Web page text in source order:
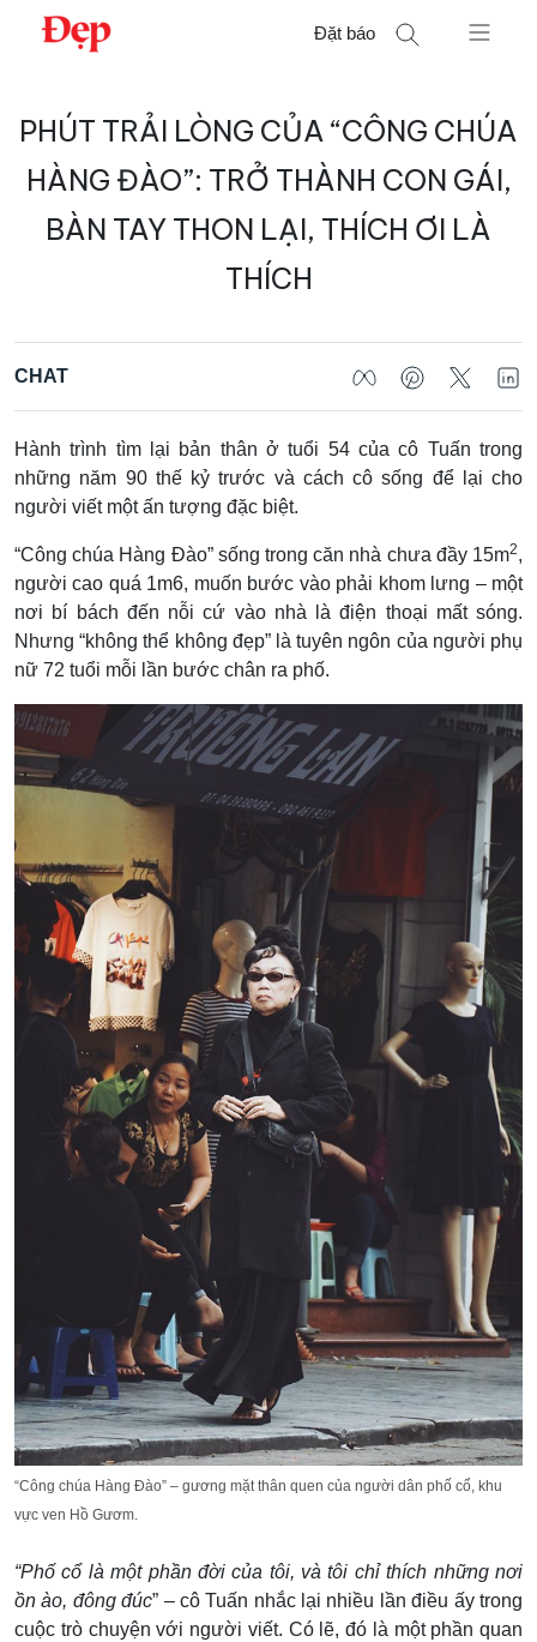
Chuyển
Đặt báo
kiếm
PHÚT TRẢI LÒNG CỦA “CÔNG CHÚA
HÀNG ĐÀO”: TRỞ THÀNH CON GÁI,
BÀN TAY THON LẠI, THÍCH ƠI LÀ
THÍCH
CHAT
Hành trình tìm lại bản thân ở tuổi 54 của cô Tuấn trong
những năm 90 thế kỷ trước và cách cô sống để lại cho
người viết một ấn tượng đặc biệt.
“Công chúa Hàng Đào” sống trong căn nhà chưa đầy 15m2,
người cao quá 1m6, muốn bước vào phải khom lưng – một
nơi bí bách đến nỗi cứ vào nhà là điện thoại mất sóng.
Nhưng “không thể không đẹp” là tuyên ngôn của người phụ
nữ 72 tuổi mỗi lần bước chân ra phố.
“Công chúa Hàng Đào” – gương mặt thân quen của người dân phố cổ, khu
vực ven Hồ Gươm.
“Phố cổ là một phần đời của tôi, và tôi chỉ thích những nơi
ồn ào, đông đúc” – cô Tuấn nhắc lại nhiều lần điều ấy trong
cuộc trò chuyện với người viết. Có lẽ, đó là một phần quan